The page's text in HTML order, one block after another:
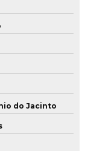
do Jacinto